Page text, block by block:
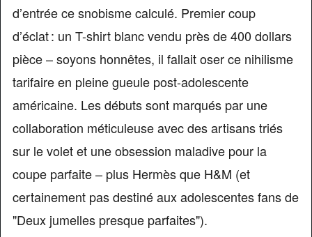
d’entrée ce snobisme calculé. Premier coup
d’éclat : un T-shirt blanc vendu près de 400 dollars
pièce – soyons honnêtes, il fallait oser ce nihilisme
tarifaire en pleine gueule post-adolescente
américaine. Les débuts sont marqués par une
collaboration méticuleuse avec des artisans triés
sur le volet et une obsession maladive pour la
coupe parfaite – plus Hermès que H&M (et
certainement pas destiné aux adolescentes fans de
"Deux jumelles presque parfaites").